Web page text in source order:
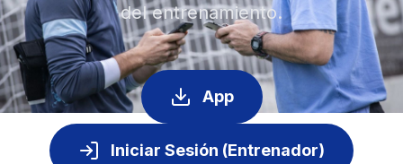
del entrenamiento.
App
Iniciar Sesión (Entrenador)